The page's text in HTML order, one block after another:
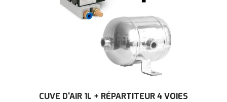
CUVE D'AIR 1L + RÉPARTITEUR 4 VOIES